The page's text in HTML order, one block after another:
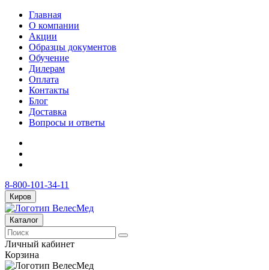
Главная
О компании
Акции
Образцы документов
Обучение
Дилерам
Оплата
Контакты
Блог
Доставка
Вопросы и ответы
8-800-101-34-11
Киров
Каталог
Личный кабинет
Корзина